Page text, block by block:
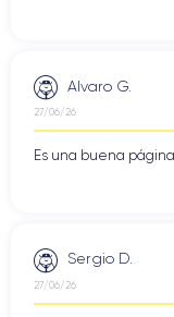
Alvaro G.
27/06/26
Es una buena
Sergio D.
27/06/26